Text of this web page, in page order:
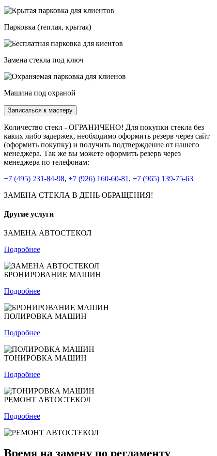
Парковка (теплая, крытая)
Замена стекла под ключ
Машина под охраной
Записаться к мастеру
Количество стекл - ОГРАНИЧЕНО! Для покупки стекла без
каких либо задержек, необходимо оформить резерв через сайт
(оформить покупку) и получить подтверждение от нашего
менеджера. Так же вы можете оформить резерв через
менеджера по телефонам:
+7 (495) 231-84-98, +7 (926) 160-60-81 , +7 (965) 139-75-63
ЗАМЕНА СТЕКЛА В ДЕНЬ ОБРАЩЕНИЯ!
Другие услуги
ЗАМЕНА АВТОСТЕКОЛ
Подробнее
БРОНИРОВАНИЕ МАШИН
Подробнее
ПОЛИРОВКА МАШИН
Подробнее
ТОНИРОВКА МАШИН
Подробнее
РЕМОНТ АВТОСТЕКОЛ
Подробнее
Время на замену по регламенту